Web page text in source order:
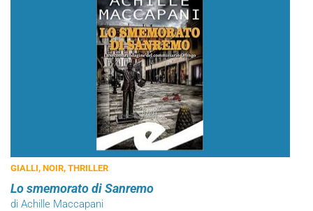
GIALLI, NOIR, THRILLER
Lo smemorato di Sanremo
di Achille Maccapani